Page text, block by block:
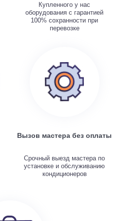
Купленного у нас
оборудования с гарантией
100% сохранности при
перевозке
Вызов мастера без оплаты
Срочный выезд мастера по
установке и обслуживанию
кондиционеров